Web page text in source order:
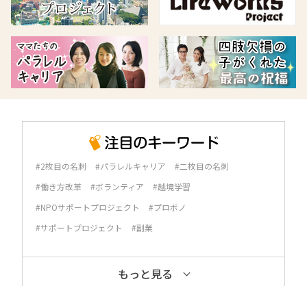
#2枚目の名刺 #パラレルキャリア
#二枚目の名刺
#働き方改革
#ボランティア
#越境学習
#NPOサポートプロジェクト
#プロボノ
#サポートプロジェクト
#副業
もっと見る